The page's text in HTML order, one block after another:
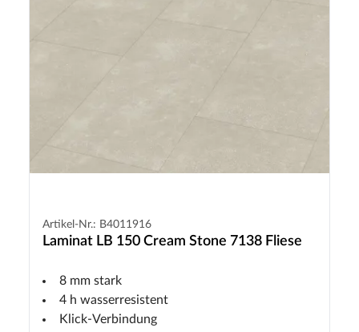
Artikel-Nr.: B4011916
Laminat LB 150 Cream Stone 7138 Fliese
8 mm stark
4 h wasserresistent
Klick-Verbindung